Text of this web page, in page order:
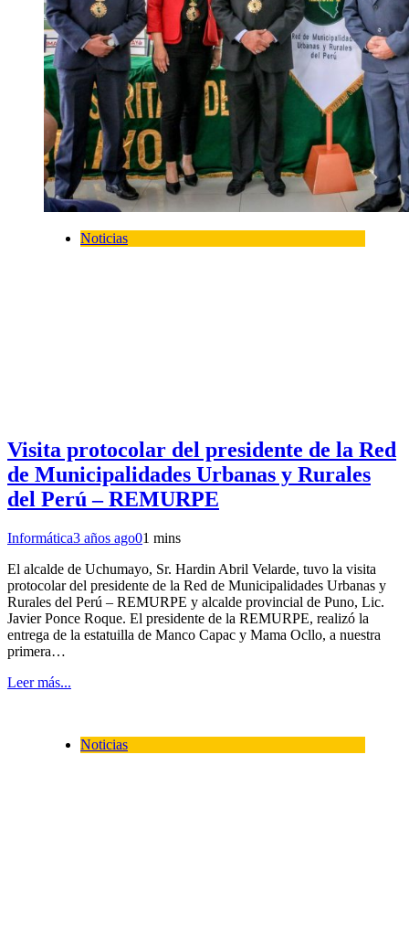
Noticias
Visita protocolar del presidente de la Red
de Municipalidades Urbanas y Rurales
del Perú – REMURPE
Informática3 años ago01 mins
El alcalde de Uchumayo, Sr. Hardin Abril Velarde, tuvo la visita
protocolar del presidente de la Red de Municipalidades Urbanas y
Rurales del Perú – REMURPE y alcalde provincial de Puno, Lic.
Javier Ponce Roque. El presidente de la REMURPE, realizó la
entrega de la estatuilla de Manco Capac y Mama Ocllo, a nuestra
primera…
Leer más...
Noticias